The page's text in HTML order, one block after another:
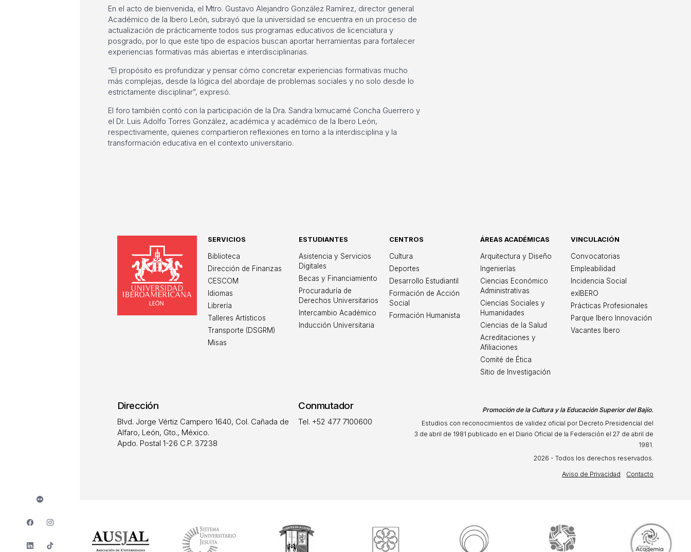
En el acto de bienvenida, el Mtro. Gustavo Alejandro González Ramírez, director general
Académico de la Ibero León, subrayó que la universidad se encuentra en un proceso de
actualización de prácticamente todos sus programas educativos de licenciatura y
posgrado, por lo que este tipo de espacios buscan aportar herramientas para fortalecer
experiencias formativas más abiertas e interdisciplinarias.
“El propósito es profundizar y pensar cómo concretar experiencias formativas mucho
más complejas, desde la lógica del abordaje de problemas sociales y no solo desde lo
estrictamente disciplinar”, expresó.
El foro también contó con la participación de la Dra. Sandra Ixmucamé Concha Guerrero y
el Dr. Luis Adolfo Torres González, académica y académico de la Ibero León,
respectivamente, quienes compartieron reflexiones en torno a la interdisciplina y la
transformación educativa en el contexto universitario.
Universidad Iberoamericana León
SERVICIOS
Biblioteca
Dirección de Finanzas
CESCOM
Idiomas
Librería
Talleres Artísticos
Transporte (DSGRM)
Misas
ESTUDIANTES
Asistencia y Servicios
Digitales
Becas y Financiamiento
Procuraduría de
Derechos Universitarios
Intercambio Académico
Inducción Universitaria
CENTROS
Cultura
Deportes
Desarrollo Estudiantil
Formación de Acción
Social
Formación Humanista
ÁREAS ACADÉMICAS
Arquitectura y Diseño
Ingenierías
Ciencias Económico
Administrativas
Ciencias Sociales y
Humanidades
Ciencias de la Salud
Acreditaciones y
Afiliaciones
Comité de Ética
Sitio de Investigación
VINCULACIÓN
Convocatorias
Empleabilidad
Incidencia Social
exIBERO
Prácticas Profesionales
Parque Ibero Innovación
Vacantes Ibero
Dirección
Blvd. Jorge Vértiz Campero 1640, Col. Cañada de
Alfaro, León, Gto., México.
Apdo. Postal 1-26 C.P. 37238
Conmutador
Tel. +52 477 7100600
Promoción de la Cultura y la Educación Superior del Bajío.
Estudios con reconocimientos de validez oficial por Decreto Presidencial del
3 de abril de 1981 publicado en el Diario Oficial de la Federación el 27 de abril de
1981.
2026 - Todos los derechos reservados.
Aviso de Privacidad Contacto